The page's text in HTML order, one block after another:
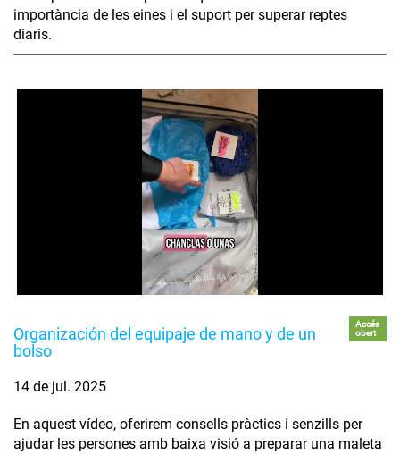
importància de les eines i el suport per superar reptes
diaris.
Organización del equipaje de mano y de un
bolso
Accés
obert
14 de jul. 2025
En aquest vídeo, oferirem consells pràctics i senzills per
ajudar les persones amb baixa visió a preparar una maleta